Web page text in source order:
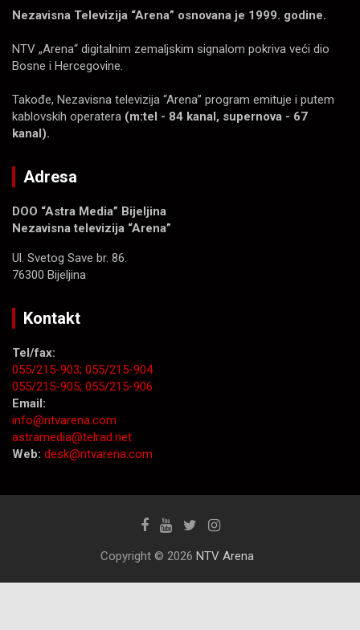
Nezavisna Televizija “Arena” osnovana je 1999. godine.
NTV „Arena“ digitalnim zemaljskim signalom pokriva veći dio
Bosne i Hercegovine.
Takođe, Nezavisna televizija “Arena” program emituje i putem
kablovskih operatera (m:tel - 84 kanal, supernova - 67
kanal).
Adresa
DOO “Astra Media” Bijeljina
Nezavisna televizija “Arena”
Ul. Svetog Save br. 86.
76300 Bijeljina
Kontakt
Tel/fax:
055/215-903; 055/215-904
055/215-905; 055/215-906
Email:
info@ntvarena.com
astramedia@telrad.net
Web: desk@ntvarena.com
Copyright © 2026 NTV Arena